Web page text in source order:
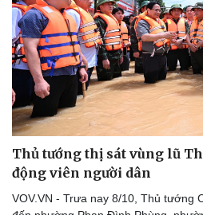
Thể thao
Bóng đá
Lịch thi đấu bóng đá
Thế giới thể thao
eSports
Hậu trường
Ô
Thủ tướng thị sát vùng lũ
động viên người dân
VOV.VN - Trưa nay 8/10, Thủ tướng